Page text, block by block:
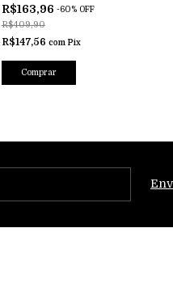
R$163,96 -60% OFF
R$409,90
R$147,56 com Pix
Comprar